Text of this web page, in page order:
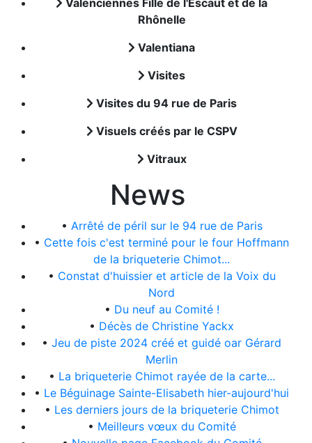
Valenciennes Fille de l'Escaut et de la
Rhônelle
Valentiana
Visites
Visites du 94 rue de Paris
Visuels créés par le CSPV
Vitraux
News
• Arrêté de péril sur le 94 rue de Paris
• Cette fois c'est terminé pour le four Hoffmann
de la briqueterie Chimot...
• Constat d'huissier et article de la Voix du
Nord
• Du neuf au Comité !
• Décès de Christine Yackx
• Jeu de piste 2024 créé et guidé oar Gérard
Merlin
• La briqueterie Chimot rayée de la carte...
• Le Béguinage Sainte-Elisabeth hier-aujourd'hui
• Les derniers jours de la briqueterie Chimot
• Meilleurs vœux du Comité